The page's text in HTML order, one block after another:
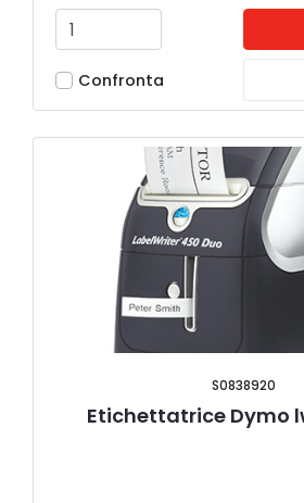
Confronta
S0838920
Etichettatrice Dymo